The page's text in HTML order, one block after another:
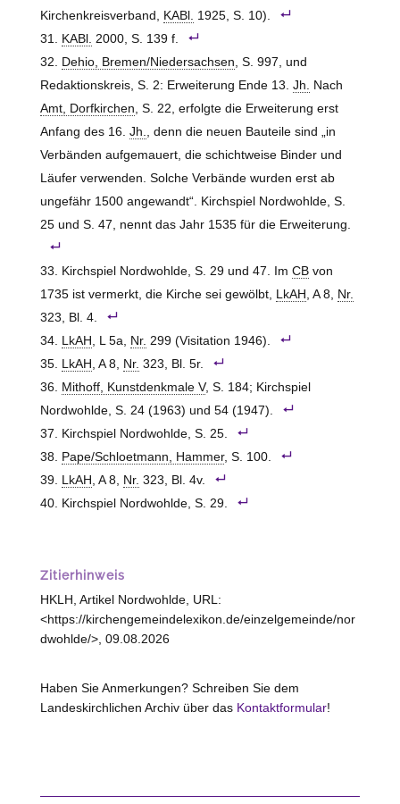
Kirchenkreisverband,
KABl.
1925, S. 10).
KABl.
2000, S. 139 f.
Dehio, Bremen/Niedersachsen , S. 997, und
Redaktionskreis, S. 2: Erweiterung Ende 13. Jh.
Nach
Amt, Dorfkirchen , S. 22, erfolgte die Erweiterung erst
Anfang des 16. Jh.
, denn die neuen Bauteile sind „in
Verbänden aufgemauert, die schichtweise Binder und
Läufer verwenden. Solche Verbände wurden erst ab
ungefähr 1500 angewandt“. Kirchspiel Nordwohlde, S.
25 und S. 47, nennt das Jahr 1535 für die Erweiterung.
Kirchspiel Nordwohlde, S. 29 und 47. Im CBvon
1735 ist vermerkt, die Kirche sei gewölbt,
LkAH , A 8,
Nr.
323, Bl. 4.
LkAH
, L 5a, Nr. 299 (Visitation 1946).
LkAH , A 8, Nr. 323, Bl. 5r.
Mithoff, Kunstdenkmale V, S. 184; Kirchspiel
Nordwohlde, S. 24 (1963) und 54 (1947).
Kirchspiel Nordwohlde, S. 25.
Pape/Schloetmann, Hammer, S. 100.
LkAH , A 8, Nr. 323, Bl. 4v.
Kirchspiel Nordwohlde, S. 29.
Zitierhinweis
HKLH, Artikel Nordwohlde, URL:
<https://kirchengemeindelexikon.de/einzelgemeinde/nor
dwohlde/>, 09.08.2026
Haben Sie Anmerkungen? Schreiben Sie dem
Landeskirchlichen Archiv über das Kontaktformular!